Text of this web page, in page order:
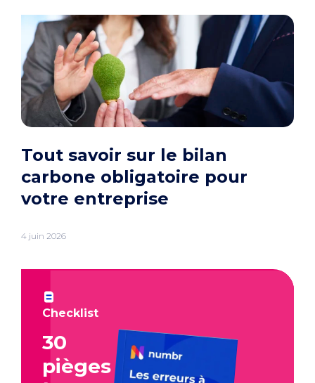
Tout savoir sur le bilan
carbone obligatoire pour
votre entreprise
4 juin 2026
Checklist
30
pièges